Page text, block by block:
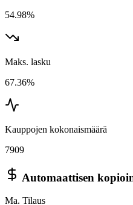
54.98%
Maks. lasku
67.36%
Kauppojen kokonaismäärä
7909
Automaattisen
Ma. Tilaus